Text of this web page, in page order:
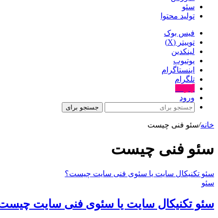
سئو
تولید محتوا
فیس بوک
توییتر (X)
لینکدین
یوتیوب
اینستاگرام
تلگرام
ورود
جستجو برای
خانه/سئو فنی چیست
سئو فنی چیست
سئو تکنیکال سایت یا سئوی فنی سایت چیست؟
سئو
سئو تکنیکال سایت یا سئوی فنی سایت